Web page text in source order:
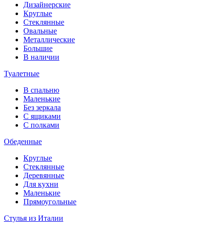
Дизайнерские
Круглые
Стеклянные
Овальные
Металлические
Большие
В наличии
Туалетные
В спальню
Маленькие
Без зеркала
С ящиками
С полками
Обеденные
Круглые
Стеклянные
Деревянные
Для кухни
Маленькие
Прямоугольные
Стулья из Италии